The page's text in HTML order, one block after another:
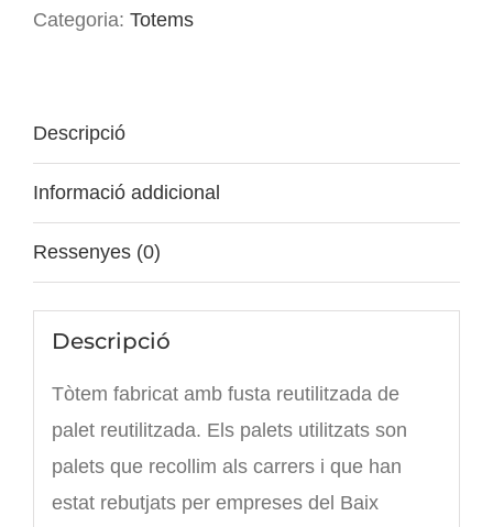
Categoria: Totems
Descripció
Informació addicional
Ressenyes (0)
Descripció
Tòtem fabricat amb fusta reutilitzada de
palet reutilitzada. Els palets utilitzats son
palets que recollim als carrers i que han
estat rebutjats per empreses del Baix